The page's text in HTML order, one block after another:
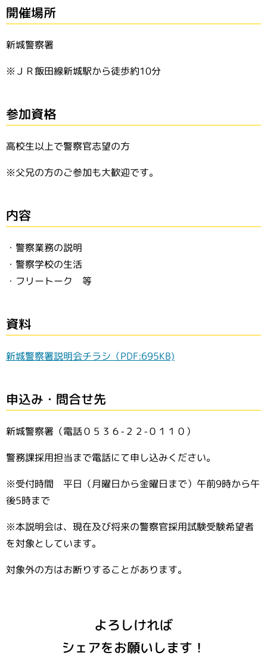
開催場所
新城警察署
※ＪＲ飯田線新城駅から徒歩約10分
参加資格
高校生以上で警察官志望の方
※父兄の方のご参加も大歓迎です。
内容
警察業務の説明
警察学校の生活
フリートーク 等
資料
新城警察署説明会チラシ（PDF:695KB)
申込み・問合せ先
新城警察署（電話０５３６-２２-０１１０）
警務課採用担当まで電話にて申し込みください。
※受付時間 平日（月曜日から金曜日まで）午前9時から午
後5時まで
※本説明会は、現在及び将来の警察官採用試験受験希望者
を対象としています。
対象外の方はお断りすることがあります。
よろしければ
シェアをお願いします！